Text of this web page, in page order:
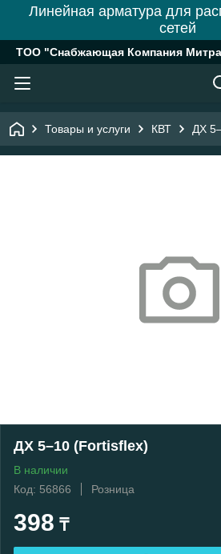
Линейная арматура для
сетей
ТОО "Снабжающая Компания
Товары и услуги КВТ ДХ
ДХ 5–10 (Fortisflex)
В наличии
Код: 56866
Розница
398 ₸